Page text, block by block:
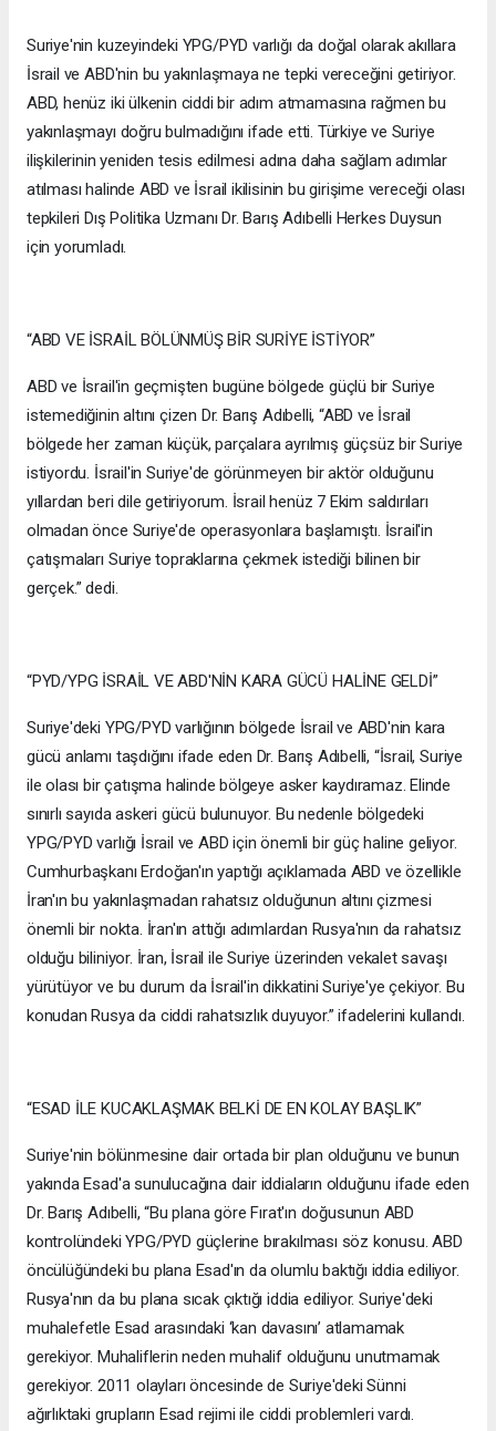
Suriye'nin kuzeyindeki YPG/PYD varlığı da doğal olarak akıllara
İsrail ve ABD'nin bu yakınlaşmaya ne tepki vereceğini getiriyor.
ABD, henüz iki ülkenin ciddi bir adım atmamasına rağmen bu
yakınlaşmayı doğru bulmadığını ifade etti. Türkiye ve Suriye
ilişkilerinin yeniden tesis edilmesi adına daha sağlam adımlar
atılması halinde ABD ve İsrail ikilisinin bu girişime vereceği olası
tepkileri Dış Politika Uzmanı Dr. Barış Adıbelli Herkes Duysun
için yorumladı.
“ABD VE İSRAİL BÖLÜNMÜŞ BİR SURİYE İSTİYOR”
ABD ve İsrail'in geçmişten bugüne bölgede güçlü bir Suriye
istemediğinin altını çizen Dr. Barış Adıbelli, “ABD ve İsrail
bölgede her zaman küçük, parçalara ayrılmış güçsüz bir Suriye
istiyordu. İsrail'in Suriye'de görünmeyen bir aktör olduğunu
yıllardan beri dile getiriyorum. İsrail henüz 7 Ekim saldırıları
olmadan önce Suriye'de operasyonlara başlamıştı. İsrail'in
çatışmaları Suriye topraklarına çekmek istediği bilinen bir
gerçek.” dedi.
“PYD/YPG İSRAİL VE ABD'NİN KARA GÜCÜ HALİNE GELDİ”
Suriye'deki YPG/PYD varlığının bölgede İsrail ve ABD'nin kara
gücü anlamı taşdığını ifade eden Dr. Barış Adıbelli, “İsrail, Suriye
ile olası bir çatışma halinde bölgeye asker kaydıramaz. Elinde
sınırlı sayıda askeri gücü bulunuyor. Bu nedenle bölgedeki
YPG/PYD varlığı İsrail ve ABD için önemli bir güç haline geliyor.
Cumhurbaşkanı Erdoğan'ın yaptığı açıklamada ABD ve özellikle
İran'ın bu yakınlaşmadan rahatsız olduğunun altını çizmesi
önemli bir nokta. İran'ın attığı adımlardan Rusya'nın da rahatsız
olduğu biliniyor. İran, İsrail ile Suriye üzerinden vekalet savaşı
yürütüyor ve bu durum da İsrail'in dikkatini Suriye'ye çekiyor. Bu
konudan Rusya da ciddi rahatsızlık duyuyor.” ifadelerini kullandı.
“ESAD İLE KUCAKLAŞMAK BELKİ DE EN KOLAY BAŞLIK”
Suriye'nin bölünmesine dair ortada bir plan olduğunu ve bunun
yakında Esad'a sunulucağına dair iddiaların olduğunu ifade eden
Dr. Barış Adıbelli, “Bu plana göre Fırat'ın doğusunun ABD
kontrolündeki YPG/PYD güçlerine bırakılması söz konusu. ABD
öncülüğündeki bu plana Esad'ın da olumlu baktığı iddia ediliyor.
Rusya'nın da bu plana sıcak çıktığı iddia ediliyor. Suriye'deki
muhalefetle Esad arasındaki ‘kan davasını’ atlamamak
gerekiyor. Muhaliflerin neden muhalif olduğunu unutmamak
gerekiyor. 2011 olayları öncesinde de Suriye'deki Sünni
ağırlıktaki grupların Esad rejimi ile ciddi problemleri vardı.